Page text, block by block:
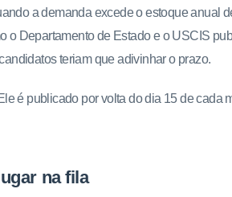
a demanda excede o estoque anual
o Departamento de Estado e o USCIS
teriam que adivinhar o prazo.
é publicado por volta do dia 15 de cada
na fila